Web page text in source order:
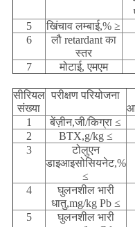
5 खिंचाव लम्बाई,% ≥
6
लौ retardant का
स्तर
7 मोटाई, एमएम
सीरियल
संख्या
परीक्षण परियोजना
1 बेंज़ीन,जी/किग्रा ≤
2
BTX,g/kg ≤
3
टोलुएन
डाइआइसोसियनेट,%
≤
4
घुलनशील भारी
धातु,mg/kg Pb ≤
5
घुलनशील भारी